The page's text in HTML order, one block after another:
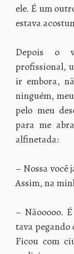
ele. É um
estava
Depois o
profissional,
ir embora,
ninguém,
pelo meu
para me
alfinetada:
– Nossa você
Assim, na
– Nãooooo.
tava
Ficou com